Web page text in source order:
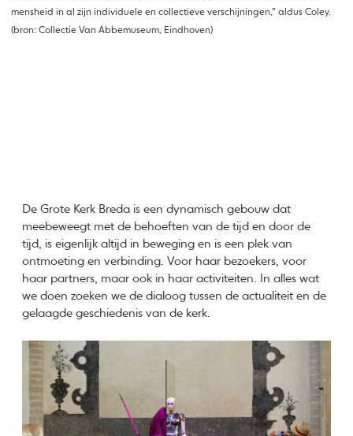
mensheid in al zijn individuele en collectieve verschijningen,” aldus Coley.
(bron: Collectie Van Abbemuseum, Eindhoven)
De Grote Kerk Breda is een dynamisch gebouw dat
meebeweegt met de behoeften van de tijd en door de
tijd, is eigenlijk altijd in beweging en is een plek van
ontmoeting en verbinding. Voor haar bezoekers, voor
haar partners, maar ook in haar activiteiten. In alles wat
we doen zoeken we de dialoog tussen de actualiteit en de
gelaagde geschiedenis van de kerk.